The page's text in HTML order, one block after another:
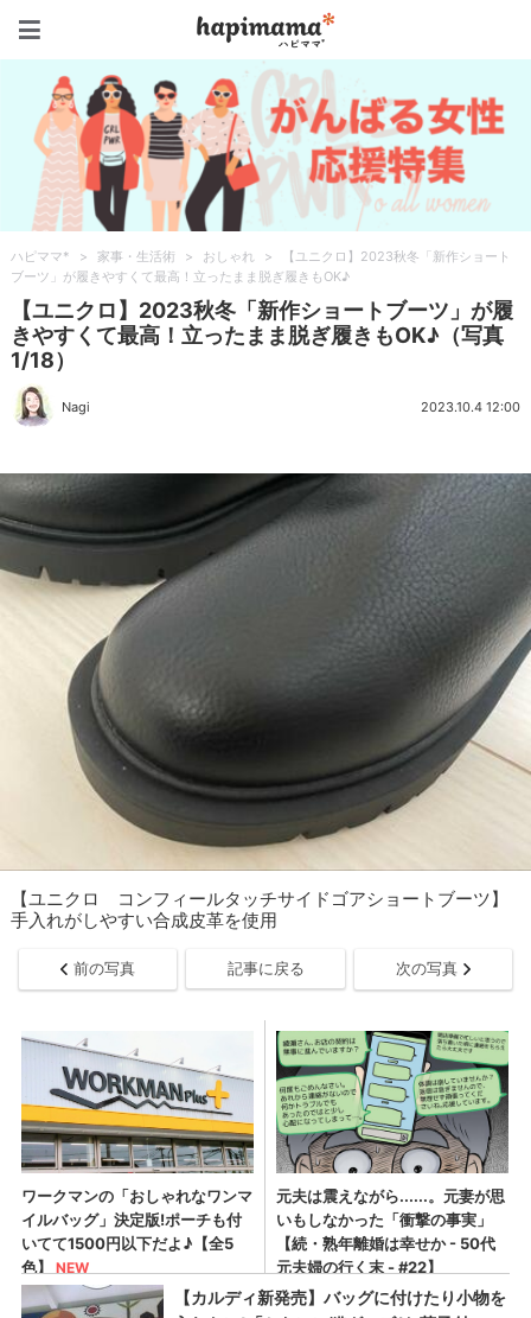
ハピママ* > 家事・生活術 > おしゃれ >
【ユニクロ】2023秋冬「新作ショート
ブーツ」が履きやすくて最高！立ったまま脱ぎ履きもOK♪
【ユニクロ】2023秋冬「新作ショートブーツ」が履
きやすくて最高！立ったまま脱ぎ履きもOK♪（写真
1/18）
Nagi 2023.10.4 12:00
【ユニクロ コンフィールタッチサイドゴアショートブーツ】
手入れがしやすい合成皮革を使用
前の写真 記事に戻る 次の写真